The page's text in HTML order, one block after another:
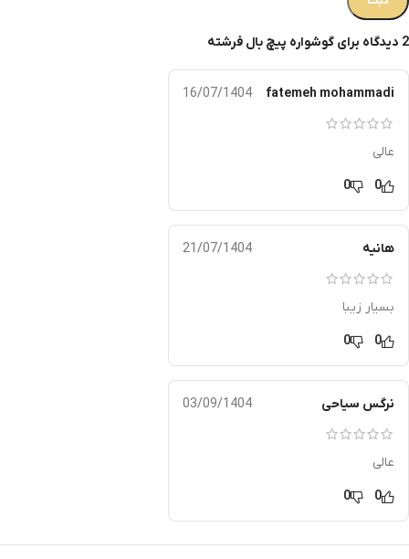
2 دیدگاه برای گوشواره پیچ بال فرشته
fatemeh mohammadi
16/07/1404
عالی
0
0
هانیه 21/07/1404
بسیار زیبا
0
0
نرگس سیاحی 03/09/1404
عالی
0
0